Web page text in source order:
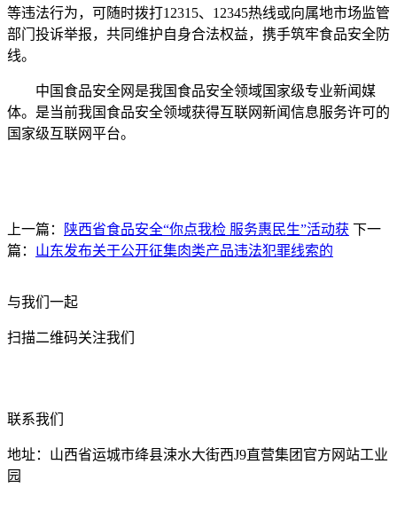
等违法行为，可随时拨打12315、12345热线或向属地市场监管
部门投诉举报，共同维护自身合法权益，携手筑牢食品安全防
线。
中国食品安全网是我国食品安全领域国家级专业新闻媒
体。是当前我国食品安全领域获得互联网新闻信息服务许可的
国家级互联网平台。
上一篇： 陕西省食品安全“你点我检 服务惠民生”活动获 下一
篇： 山东发布关于公开征集肉类产品违法犯罪线索的
与我们一起
扫描二维码关注我们
联系我们
地址：山西省运城市绛县涑水大街西J9直营集团官方网站工业
园